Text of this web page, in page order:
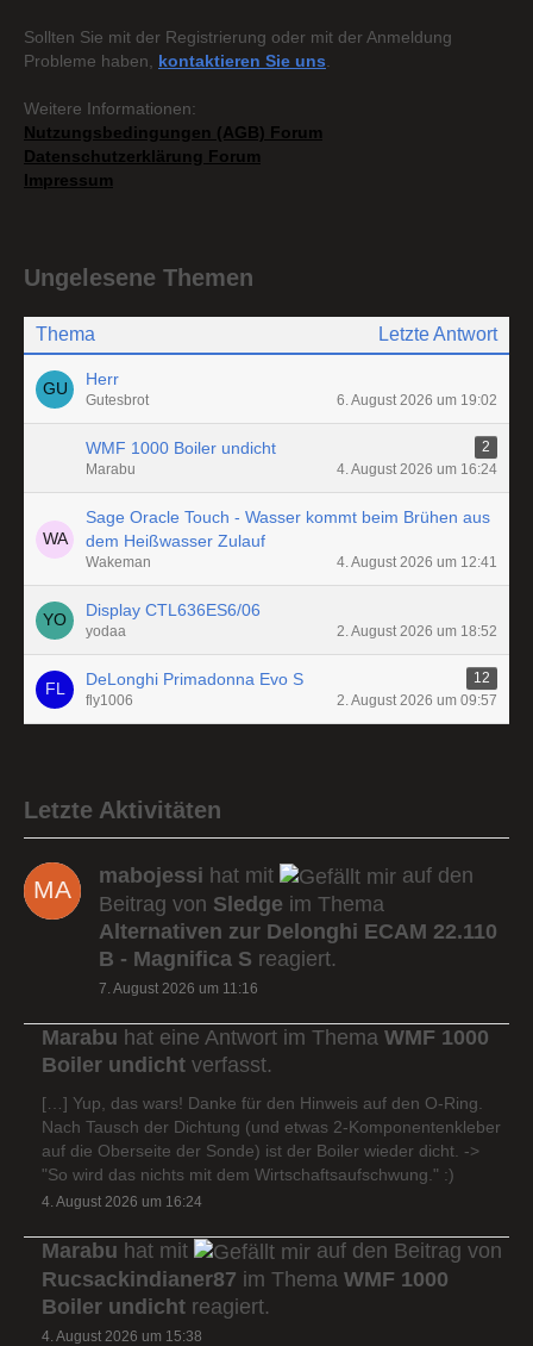
Sollten Sie mit der Registrierung oder mit der Anmeldung
Probleme haben, kontaktieren Sie uns
Weitere Informationen:
Nutzungsbedingungen (AGB) Forum
Datenschutzerklärung Forum
Impressum
Ungelesene Themen
Thema Letzte Antwort
Herr
Gutesbrot 6. August 2026 um 19:02
WMF 1000 Boiler undicht
2
Marabu
4. August 2026 um 16:24
Sage Oracle Touch - Wasser kommt beim Brühen aus
dem Heißwasser Zulauf
Wakeman 4. August 2026 um 12:41
Display CTL636ES6/06
yodaa 2. August 2026 um 18:52
DeLonghi Primadonna Evo S
12
fly1006
2. August 2026 um 09:57
Letzte Aktivitäten
mabojessi hat mit
auf den
Beitrag von Sledge im Thema
Alternativen zur Delonghi ECAM 22.110
B - Magnifica S reagiert.
7. August 2026 um 11:16
Marabu hat eine Antwort im Thema WMF 1000
Boiler undicht verfasst.
[…] Yup, das wars! Danke für den Hinweis auf den O-Ring.
Nach Tausch der Dichtung (und etwas 2-Komponentenkleber
auf die Oberseite der Sonde) ist der Boiler wieder dicht. ->
"So wird das nichts mit dem Wirtschaftsaufschwung." :)
4. August 2026 um 16:24
Marabu hat mit
auf den Beitrag von
Rucsackindianer87 im Thema WMF 1000
Boiler undicht reagiert.
4. August 2026 um 15:38